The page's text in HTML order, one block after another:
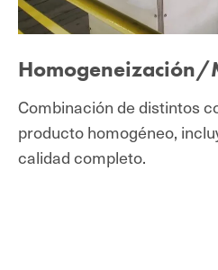
Homogeneización/
Combinación de distintos
producto homogéneo,
calidad completo.